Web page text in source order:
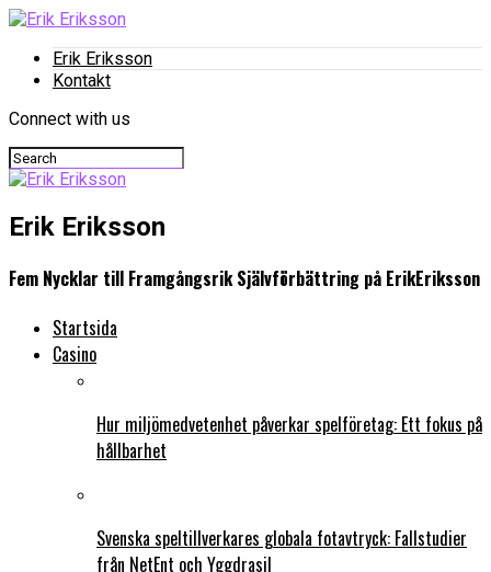
Erik Eriksson
Kontakt
Connect with us
Erik Eriksson
Fem Nycklar till Framgångsrik Självförbättring på ErikEriksson
Startsida
Casino
Hur miljömedvetenhet påverkar spelföretag: Ett fokus på
hållbarhet
Svenska speltillverkares globala fotavtryck: Fallstudier
från NetEnt och Yggdrasil